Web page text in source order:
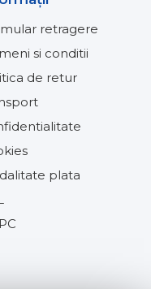
retragere
si conditii
de retur
plata